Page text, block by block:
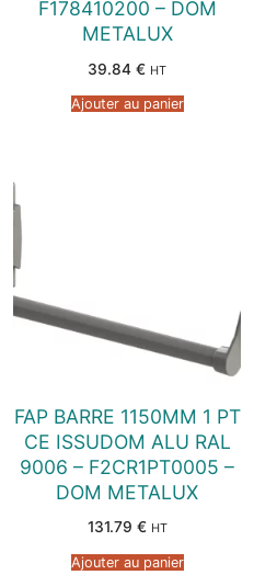
F178410200 – DOM
METALUX
39.84 € HT
Ajouter au panier
FAP BARRE 1150MM 1 PT
CE ISSUDOM ALU RAL
9006 – F2CR1PT0005 –
DOM METALUX
131.79 € HT
Ajouter au panier